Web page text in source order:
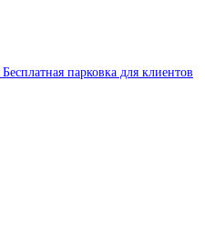
Бесплатная парковка для клиентов